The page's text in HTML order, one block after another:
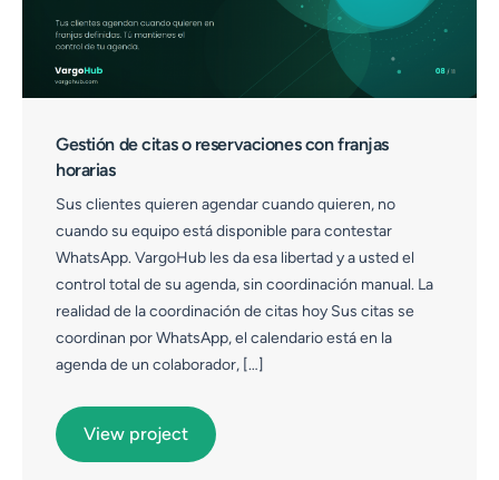
Gestión de citas o reservaciones con franjas
horarias
Sus clientes quieren agendar cuando quieren, no
cuando su equipo está disponible para contestar
WhatsApp. VargoHub les da esa libertad y a usted el
control total de su agenda, sin coordinación manual. La
realidad de la coordinación de citas hoy Sus citas se
coordinan por WhatsApp, el calendario está en la
agenda de un colaborador, […]
View project